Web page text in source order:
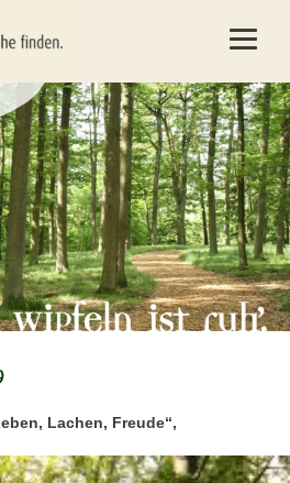
Lachen, Freude“,